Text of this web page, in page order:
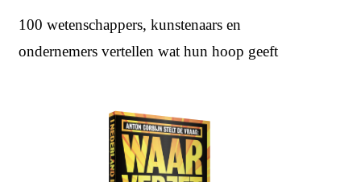
100 wetenschappers, kunstenaars en
ondernemers vertellen wat hun hoop geeft